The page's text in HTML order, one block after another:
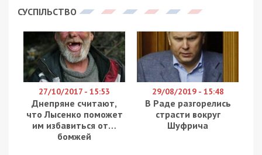
СУСПІЛЬСТВО
27/10/2017 - 15:53
Днепряне считают,
что Лысенко поможет
им избавиться от…
бомжей
29/08/2019 - 15:48
В Раде разгорелись
страсти вокруг
Шуфрича